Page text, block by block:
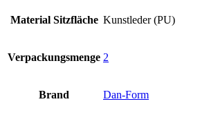
Material Sitzfläche Kunstleder (PU)
Verpackungsmenge 2
Brand Dan-Form